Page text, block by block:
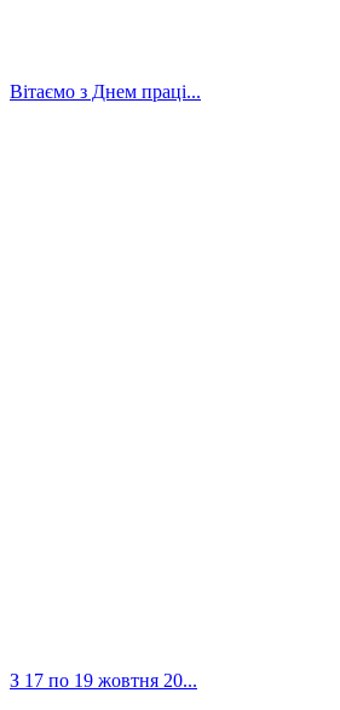
Вітаємо з Днем праці...
З 17 по 19 жовтня 20...